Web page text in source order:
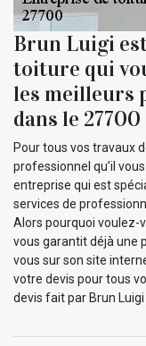
Brun Luigi
toiture qui
les meilleurs
dans le 27700
Pour tous vos travaux
professionnel qu’il
entreprise qui est
services de
Alors pourquoi voulez-
vous garantit déjà une
vous sur son site
votre devis pour tous
devis fait par Brun